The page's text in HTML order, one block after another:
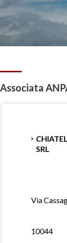
Associata
SRL
Via
10044